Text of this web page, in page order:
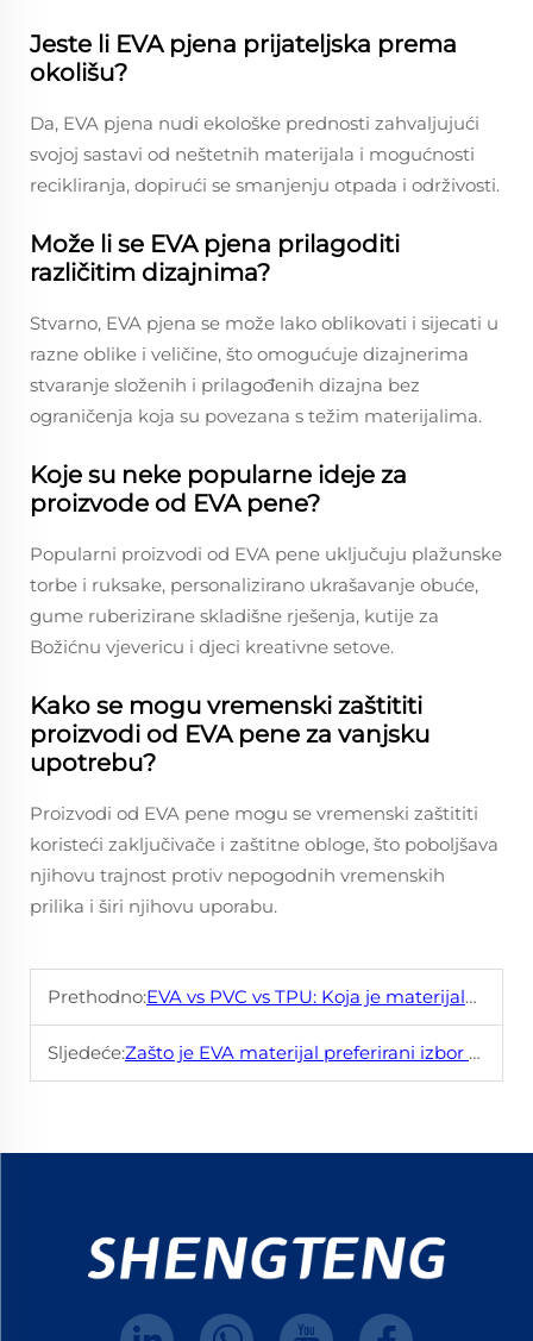
Jeste li EVA pjena prijateljska prema
okolišu?
Da, EVA pjena nudi ekološke prednosti zahvaljujući
svojoj sastavi od neštetnih materijala i mogućnosti
recikliranja, dopirući se smanjenju otpada i održivosti.
Može li se EVA pjena prilagoditi
različitim dizajnima?
Stvarno, EVA pjena se može lako oblikovati i sijecati u
razne oblike i veličine, što omogućuje dizajnerima
stvaranje složenih i prilagođenih dizajna bez
ograničenja koja su povezana s težim materijalima.
Koje su neke popularne ideje za
proizvode od EVA pene?
Popularni proizvodi od EVA pene uključuju plažunske
torbe i ruksake, personalizirano ukrašavanje obuće,
gume ruberizirane skladišne rješenja, kutije za
Božićnu vjevericu i djeci kreativne setove.
Kako se mogu vremenski zaštititi
proizvodi od EVA pene za vanjsku
upotrebu?
Proizvodi od EVA pene mogu se vremenski zaštititi
koristeći zaključivače i zaštitne obloge, što poboljšava
njihovu trajnost protiv nepogodnih vremenskih
prilika i širi njihovu uporabu.
Prethodno:EVA vs PVC vs TPU: Koja je materijala odgovornija za vaše potrebe?
Sljedeće:Zašto je EVA materijal preferirani izbor za cipele, torbe i pakiranje?